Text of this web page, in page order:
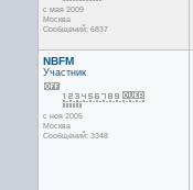
с мая 2009
Москва
Сообщений: 6837
NBFM
Участник
с ноя 2005
Москва
Сообщений: 3348